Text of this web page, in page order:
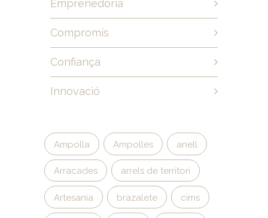
Emprenedoria
Compromís
Confiança
Innovació
Ampolla Ampolles anell
Arracades arrels de territori
Artesania brazalete cims